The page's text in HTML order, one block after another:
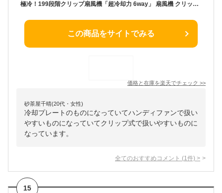
極冷！199段階クリップ扇風機「超冷却力 6way」 扇風機 クリップ コンセント 強力 360度 ハンディファン 冷却プレート2026 コンパクト式 小型 ベルト 扇風機 首掛け 腰掛け クリップファン クリップ式扇風機 日傘 ネックファン
この商品をサイトでみる
価格と在庫を楽天でチェック >>
砂茶屋千晴(20代・女性)
冷却プレートのものになっていてハンディファンで扱い
やすいものになっていてクリップ式で扱いやすいものに
なっています。
全てのおすすめコメント (1 件) >
15